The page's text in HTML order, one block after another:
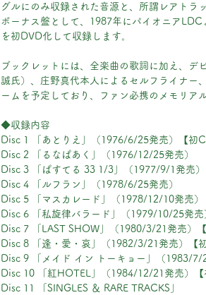
グルにのみ収録された音源と、所謂レアトラ
ボーナス盤として、1987年にパイオニア
を初DVD化して収録します。
ブックレットには、全楽曲の歌詞に加え、デ
誠氏）、庄野真代本人によるセルフライナー
ームを予定しており、ファン必携のメモリア
◆収録内容
Disc 1 「あとりえ」（1976/6/25発売）【初
Disc 2 「るなぱあく」（1976/12/25発売）
Disc 3 「ぱすてる 33 1/3」（1977/9/1発売）
Disc 4 「ルフラン」（1978/6/25発売）
Disc 5 「マスカレード」（1978/12/10発売）
Disc 6 「私旋律バラード」（1979/10/25発売
Disc 7 「LAST SHOW」（1980/3/21発売）【
Disc 8 「逢・愛・哀」（1982/3/21発売）【
Disc 9 「メイド イン トーキョー」（1983/7/
Disc 10 「紅HOTEL」（1984/12/21発売）【
Disc 11 「SINGLES ＆ RARE TRACKS」